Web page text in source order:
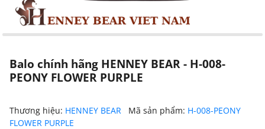
Balo chính hãng HENNEY BEAR - H-008-
PEONY FLOWER PURPLE
Thương hiệu: HENNEY BEAR Mã sản phẩm: H-008-PEONY
FLOWER PURPLE